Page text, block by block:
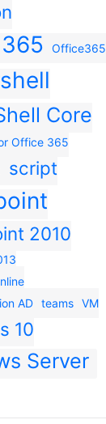
Office365
Core
Office 365
script
2010
AD teams VM
10
Server